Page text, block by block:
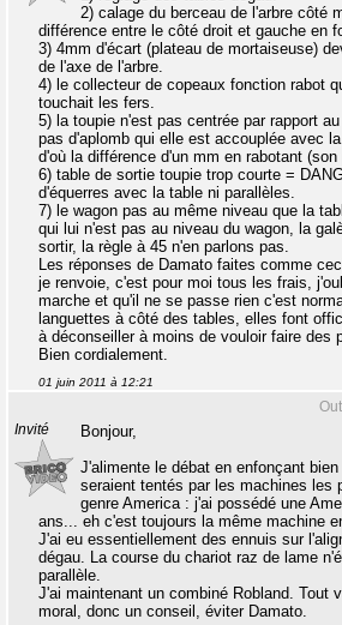
2) calage du berceau de l'arbre côté
différence entre le côté droit et gauche en
3) 4mm d'écart (plateau de mortaiseuse)
de l'axe de l'arbre.
4) le collecteur de copeaux fonction rabot
touchait les fers.
5) la toupie n'est pas centrée par rapport
pas d'aplomb qui elle est accouplée avec
d'où la différence d'un mm en rabotant (son
6) table de sortie toupie trop courte =
d'équerres avec la table ni parallèles.
7) le wagon pas au même niveau que la
qui lui n'est pas au niveau du wagon, la
sortir, la règle à 45 n'en parlons pas.
Les réponses de Damato faites comme
je renvoie, c'est pour moi tous les frais,
marche et qu'il ne se passe rien c'est
languettes à côté des tables, elles font
à déconseiller à moins de vouloir faire des
Bien cordialement.
01 juin 2011 à 12:21
Invité
Bonjour,
J'alimente le débat en enfonçant
seraient tentés par les machines les
genre America : j'ai possédé une
ans... eh c'est toujours la même machine
J'ai eu essentiellement des ennuis sur
dégau. La course du chariot raz de lame
parallèle.
J'ai maintenant un combiné Robland. Tout
moral, donc un conseil, éviter Damato.